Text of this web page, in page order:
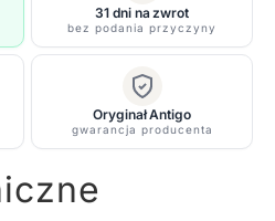
31 dni na zwrot
bez podania przyczyny
Oryginał Antigo
gwarancja producenta